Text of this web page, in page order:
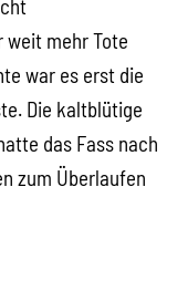
mehr Tote
war es erst die
Die kaltblütige
das Fass nach
zum Überlaufen